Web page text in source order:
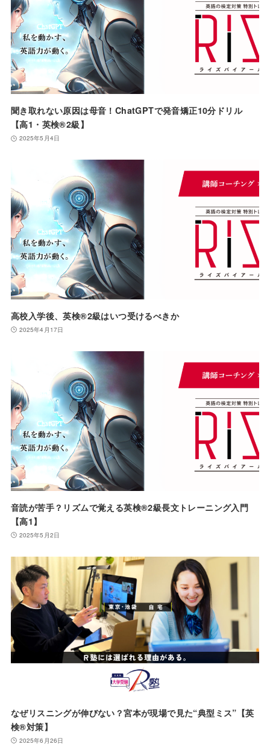
聞き取れない原因は母音！ChatGPTで発音矯正10分ドリル
【高1・英検®️2級】
2025年5月4日
高校入学後、英検®︎2級はいつ受けるべきか
2025年4月17日
音読が苦手？リズムで覚える英検®️2級長文トレーニング入門
【高1】
2025年5月2日
なぜリスニングが伸びない？宮本が現場で見た“典型ミス”【英
検®対策】
2025年6月26日